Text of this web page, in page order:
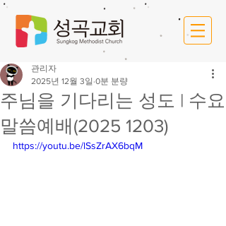
주님을 기다리는 성도 | 수요
말씀예배(2025 1203)
관리자
2025년 12월 3일 0분 분량
https://youtu.be/lSsZrAX6bqM